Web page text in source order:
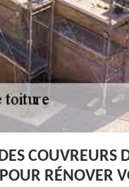
COUVREURS
RÉNOVER